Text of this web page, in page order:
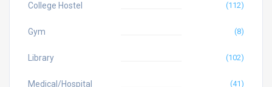
College Hostel (112)
Gym (8)
Library (102)
Medical/Hospital (41)